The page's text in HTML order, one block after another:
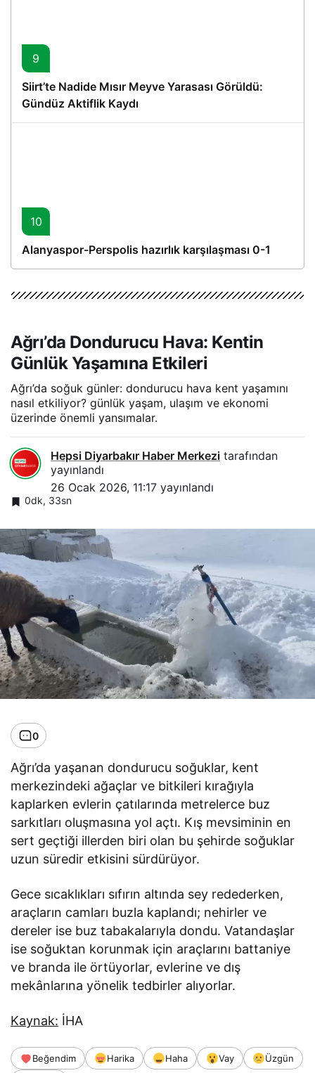
9
Siirt’te Nadide Mısır Meyve Yarasası Görüldü:
Gündüz Aktiflik Kaydı
10
Alanyaspor-Perspolis hazırlık karşılaşması 0-1
Ağrı’da Dondurucu Hava: Kentin
Günlük Yaşamına Etkileri
Ağrı’da soğuk günler: dondurucu hava kent yaşamını
nasıl etkiliyor? günlük yaşam, ulaşım ve ekonomi
üzerinde önemli yansımalar.
Hepsi Diyarbakır Haber Merkezi tarafından
yayınlandı
26 Ocak 2026, 11:17 yayınlandı
0dk, 33sn
0
Ağrı’da yaşanan dondurucu soğuklar, kent
merkezindeki ağaçlar ve bitkileri kırağıyla
kaplarken evlerin çatılarında metrelerce buz
sarkıtları oluşmasına yol açtı. Kış mevsiminin en
sert geçtiği illerden biri olan bu şehirde soğuklar
uzun süredir etkisini sürdürüyor.
Gece sıcaklıkları sıfırın altında sey redederken,
araçların camları buzla kaplandı; nehirler ve
dereler ise buz tabakalarıyla dondu. Vatandaşlar
ise soğuktan korunmak için araçlarını battaniye
ve branda ile örtüyorlar, evlerine ve dış
mekânlarına yönelik tedbirler alıyorlar.
Kaynak: İHA
Beğendim Harika Haha Vay Üzgün